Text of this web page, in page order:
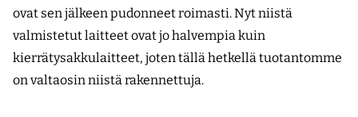
ovat sen jälkeen pudonneet roimasti. Nyt niistä
valmistetut laitteet ovat jo halvempia kuin
kierrätysakkulaitteet, joten tällä hetkellä tuotantomme
on valtaosin niistä rakennettuja.